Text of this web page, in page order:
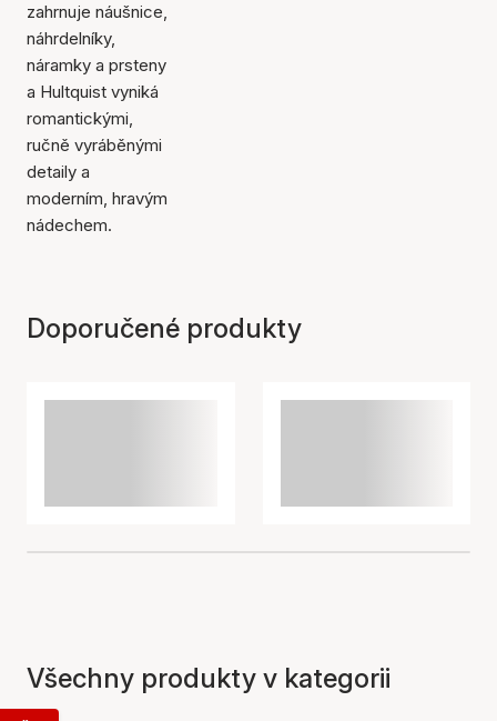
zahrnuje náušnice,
náhrdelníky,
náramky a prsteny
a Hultquist vyniká
romantickými,
ručně vyráběnými
detaily a
moderním, hravým
nádechem.
Doporučené produkty
Všechny produkty v kategorii